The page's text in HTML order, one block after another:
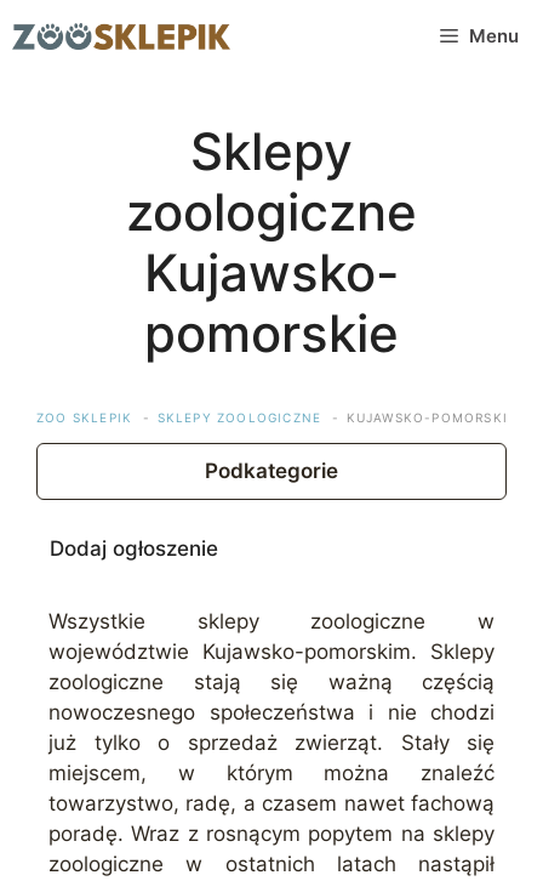
do
Menu
Sklepy
zoologiczne
Kujawsko-
pomorskie
ZOO SKLEPIK SKLEPY ZOOLOGICZNE KUJAWSKO-POMORSKIE
Podkategorie
Dodaj ogłoszenie
Wszystkie sklepy zoologiczne w
województwie Kujawsko-pomorskim. Sklepy
zoologiczne stają się ważną częścią
nowoczesnego społeczeństwa i nie chodzi
już tylko o sprzedaż zwierząt. Stały się
miejscem, w którym można znaleźć
towarzystwo, radę, a czasem nawet fachową
poradę. Wraz z rosnącym popytem na sklepy
zoologiczne w ostatnich latach nastąpił